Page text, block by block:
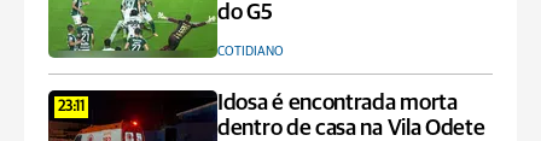
do G5
COTIDIANO
23:11
Idosa é encontrada morta
dentro de casa na Vila Odete